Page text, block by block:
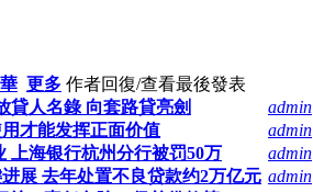
更多 作者回復/查看最後發表
貸人名錄 向套路貸亮劍
admin
才能发挥正面价值
admin
上海银行杭州分行被罚50万
admin
展 去年处置不良贷款约2万亿元 admin